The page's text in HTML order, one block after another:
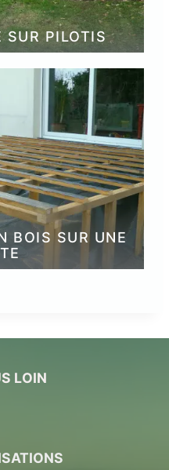
SUR PILOTIS
BOIS SUR UNE
LOIN